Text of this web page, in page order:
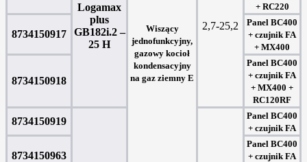
Wiszący
jednofunkcyjny,
gazowy kocioł
kondensacyjny
na gaz ziemny E
Logamax
plus
GB182i.2 –
25 H
2,7-25,2
+ RC220
8734150917
Panel BC400
+ czujnik FA
+ MX400
8734150918
Panel BC400
+ czujnik FA
+ MX400 +
RC120RF
8734150919
Panel BC400
+ czujnik FA
8734150963
Panel BC400
+ czujnik FA